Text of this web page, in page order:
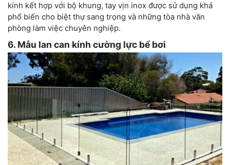
kính kết hợp với bộ khung, tay vịn inox được sử dụng khá
phổ biến cho biệt thự sang trọng và những tòa nhà văn
phòng làm việc chuyên nghiệp.
6. Mẫu lan can kính cường lực bể bơi